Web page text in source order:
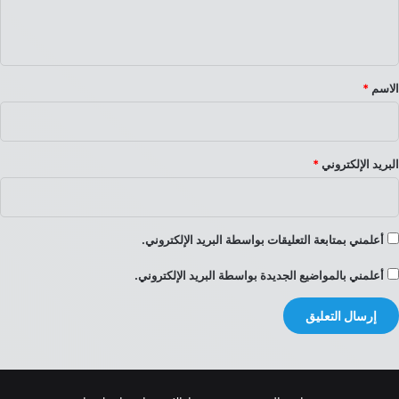
*
الاسم *
البريد الإلكتروني *
أعلمني بمتابعة التعليقات بواسطة البريد الإلكتروني.
أعلمني بالمواضيع الجديدة بواسطة البريد الإلكتروني.